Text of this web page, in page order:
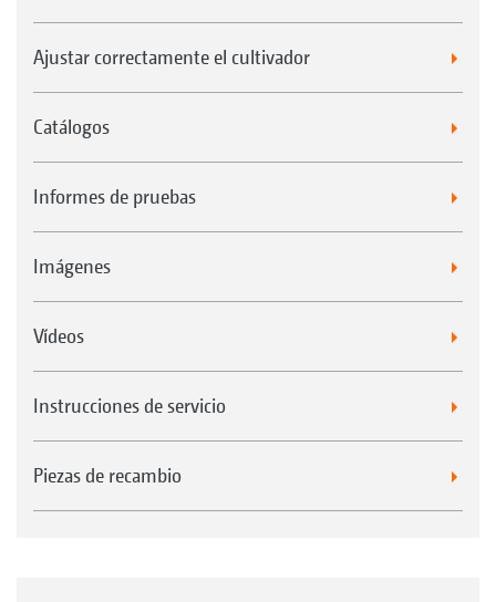
Ajustar correctamente el cultivador
Catálogos
Informes de pruebas
Imágenes
Vídeos
Instrucciones de servicio
Piezas de recambio